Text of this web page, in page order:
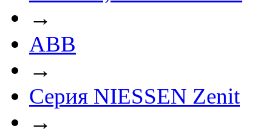
→
ABB
→
Серия NIESSEN Zenit
→